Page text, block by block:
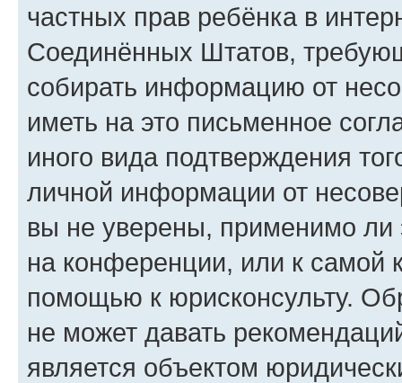
частных прав ребёнка в
Соединённых Штатов,
собирать информацию от
иметь на это письменное
иного вида подтверждения
личной информации от
вы не уверены, применимо ли
на конференции, или к самой
помощью к юрисконсульту.
не может давать
является объектом